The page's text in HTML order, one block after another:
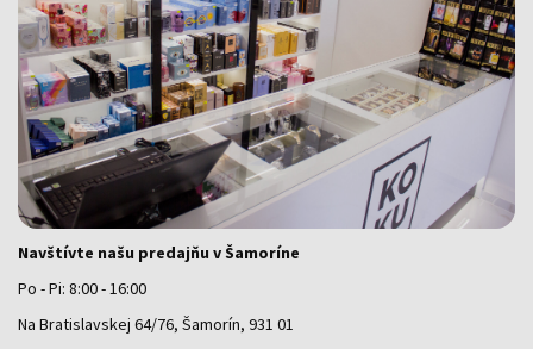
Navštívte našu predajňu v Šamoríne
Po - Pi: 8:00 - 16:00
Na Bratislavskej 64/76, Šamorín, 931 01